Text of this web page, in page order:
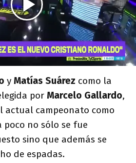
y Matías Suárez como la
por Marcelo Gallardo,
actual campeonato como
poco no sólo se fue
sino que además se
de espadas.